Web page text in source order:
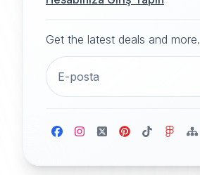
Get the latest deals and more.